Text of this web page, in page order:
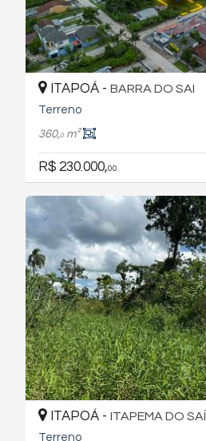
ITAPOÁ - BARRA DO SAI
Terreno
360,0m²
R$ 230.000,00
ITAPOÁ - ITAPEMA DO SAÍ
Terreno